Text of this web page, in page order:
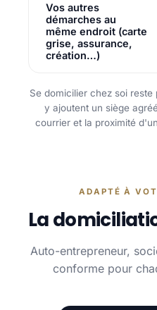
Vos autres
démarches au
même endroit (carte
grise, assurance,
création…)
Se domicilier chez soi
y ajoutent un siège
courrier et la proximité
ADAPTÉ À
La
Auto-entrepreneur,
conforme pour